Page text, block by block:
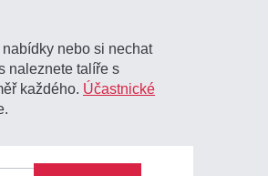
nebo si nechat
naleznete talíře s
každého. Účastnické